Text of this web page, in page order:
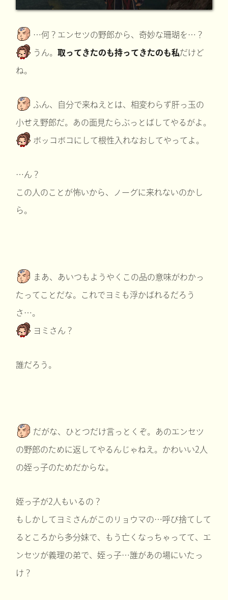
…何？エンセツの野郎から、奇妙な珊瑚を…？
うん。取ってきたのも持ってきたのも私だけど
ね。
ふん、自分で来ねえとは、相変わらず肝っ玉の
小せえ野郎だ。あの面見たらぶっとばしてやるがよ。
ボッコボコにして根性入れなおしてやってよ。
…ん？
この人のことが怖いから、ノーグに来れないのかし
ら。
まあ、あいつもようやくこの品の意味がわかっ
たってことだな。これでヨミも浮かばれるだろう
さ…。
ヨミさん？
誰だろう。
だがな、ひとつだけ言っとくぞ。あのエンセツ
の野郎のために返してやるんじゃねえ。かわいい2人
の姪っ子のためだからな。
姪っ子が2人もいるの？
もしかしてヨミさんがこのリョウマの…呼び捨てして
るところから多分妹で、もう亡くなっちゃってて、エ
ンセツが義理の弟で、姪っ子…誰があの場にいたっ
け？